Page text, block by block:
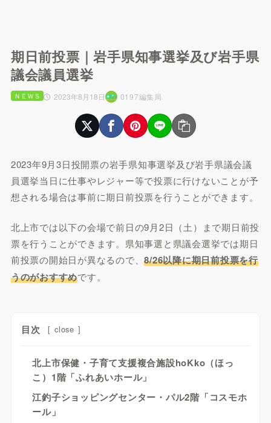
期日前投票｜岩手県知事選挙及び岩手県
議会議員選挙
2023年8月18日
ＮＥＷＳ 0197編集局
2023年9月3日投開票の岩手県知事選挙及び岩手県議会議
員選挙当日に仕事やレジャー等で投票に行けないことが予
想される場合は事前に期日前投票を行うことができます。
北上市では以下の会場で前日の9月2日（土）まで期日前投
票を行うことができます。県知事選と県議会選挙では期日
前投票の開始日が異なるので、8/26以降に期日前投票を行
うのがおすすめです。
目次 [ close ]
北上市保健・子育て支援複合施設hoKko（ほっ
こ）1階「ふれあいホール」
江釣子ショッピングセンター・パル2階「コスモホ
ール」